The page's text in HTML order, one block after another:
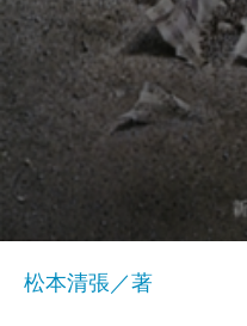
松本清張／著